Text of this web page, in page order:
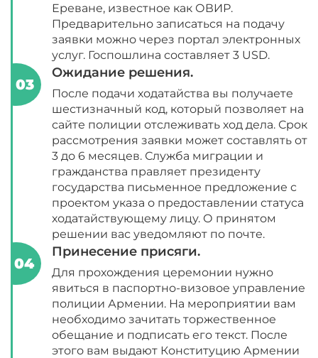
Ереване, известное как ОВИР.
Предварительно записаться на подачу
заявки можно через портал электронных
услуг. Госпошлина составляет 3 USD.
Ожидание решения.
После подачи ходатайства вы получаете
шестизначный код, который позволяет на
сайте полиции отслеживать ход дела. Срок
рассмотрения заявки может составлять от
3 до 6 месяцев. Служба миграции и
гражданства правляет президенту
государства письменное предложение с
проектом указа о предоставлении статуса
ходатайствующему лицу. О принятом
решении вас уведомляют по почте.
Принесение присяги.
Для прохождения церемонии нужно
явиться в паспортно-визовое управление
полиции Армении. На мероприятии вам
необходимо зачитать торжественное
обещание и подписать его текст. После
этого вам выдают Конституцию Армении